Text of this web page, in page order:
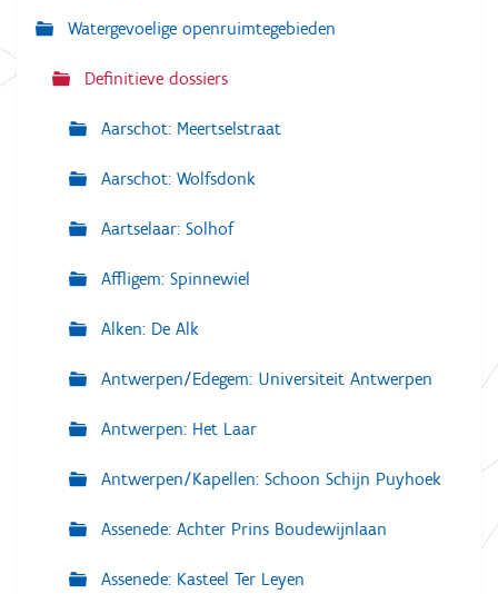
Watergevoelige openruimtegebieden
Definitieve dossiers
Aarschot: Meertselstraat
Aarschot: Wolfsdonk
Aartselaar: Solhof
Affligem: Spinnewiel
Alken: De Alk
Antwerpen/Edegem: Universiteit Antwerpen
Antwerpen: Het Laar
Antwerpen/Kapellen: Schoon Schijn Puyhoek
Assenede: Achter Prins Boudewijnlaan
Assenede: Kasteel Ter Leyen